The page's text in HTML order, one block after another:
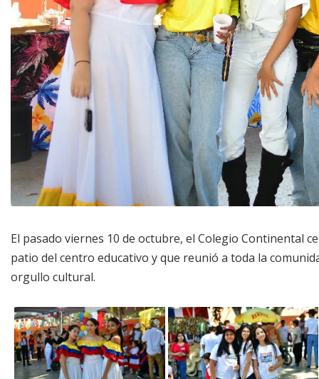
El pasado viernes 10 de octubre, el Colegio Continental
patio del centro educativo y que reunió a toda la
orgullo cultural.